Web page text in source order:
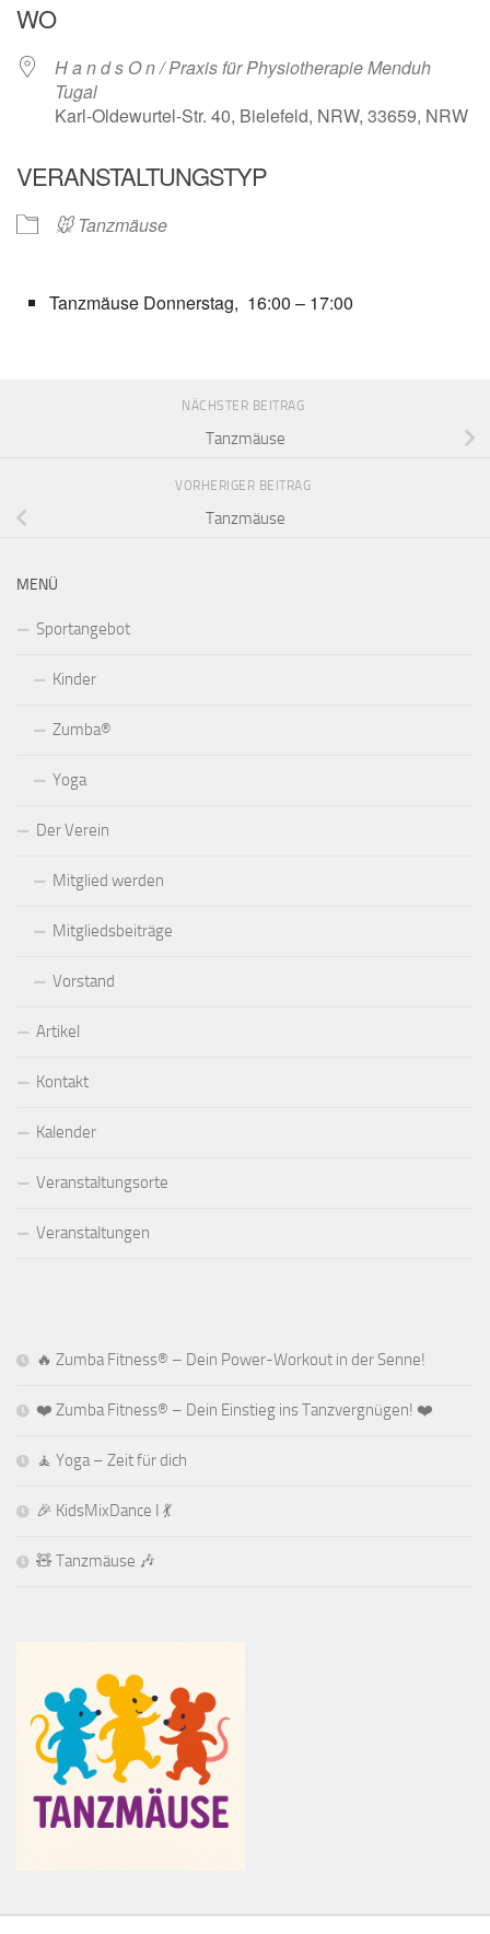
WO
H a n d s O n / Praxis für Physiotherapie Menduh
Tugal
Karl-Oldewurtel-Str. 40, Bielefeld, NRW, 33659, NRW
VERANSTALTUNGSTYP
🐭 Tanzmäuse
Tanzmäuse Donnerstag, 16:00 – 17:00
NÄCHSTER BEITRAG
Tanzmäuse
VORHERIGER BEITRAG
Tanzmäuse
MENÜ
Sportangebot
Kinder
Zumba®
Yoga
Der Verein
Mitglied werden
Mitgliedsbeiträge
Vorstand
Artikel
Kontakt
Kalender
Veranstaltungsorte
Veranstaltungen
🔥 Zumba Fitness® – Dein Power-Workout in der Senne!
❤️ Zumba Fitness® – Dein Einstieg ins Tanzvergnügen! ❤️
🧘 Yoga – Zeit für dich
🎉 KidsMixDance I 💃
🧸 Tanzmäuse 🎶